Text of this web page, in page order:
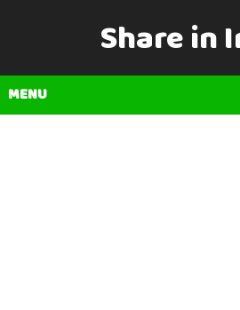
Share in
MENU